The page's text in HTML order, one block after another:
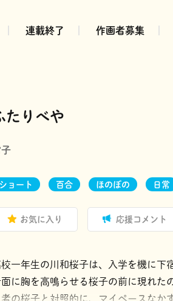
連載終了 作画者募集
たりべや
ショート 百合 ほのぼの 日常
お気に入り 応援コメント
校一年生の川和桜子は、入学を機に下
面に胸を高鳴らせる桜子の前に現れた
者の桜子と対照的に、マイペースなか